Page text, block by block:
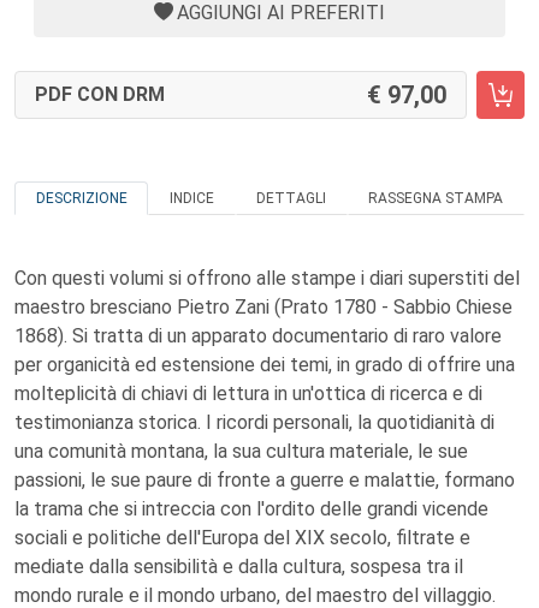
AGGIUNGI AI PREFERITI
PDF CON DRM 97,00
DESCRIZIONE INDICE DETTAGLI RASSEGNA STAMPA
Con questi volumi si offrono alle stampe i diari superstiti del
maestro bresciano Pietro Zani (Prato 1780 - Sabbio Chiese
1868). Si tratta di un apparato documentario di raro valore
per organicità ed estensione dei temi, in grado di offrire una
molteplicità di chiavi di lettura in un'ottica di ricerca e di
testimonianza storica. I ricordi personali, la quotidianità di
una comunità montana, la sua cultura materiale, le sue
passioni, le sue paure di fronte a guerre e malattie, formano
la trama che si intreccia con l'ordito delle grandi vicende
sociali e politiche dell'Europa del XIX secolo, filtrate e
mediate dalla sensibilità e dalla cultura, sospesa tra il
mondo rurale e il mondo urbano, del maestro del villaggio.